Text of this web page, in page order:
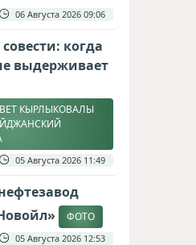
06 Августа 2026 09:06
когда
выдерживает
КЫРЛЫКОВАЛЫ
05 Августа 2026 11:49
ФОТО
05 Августа 2026 12:53